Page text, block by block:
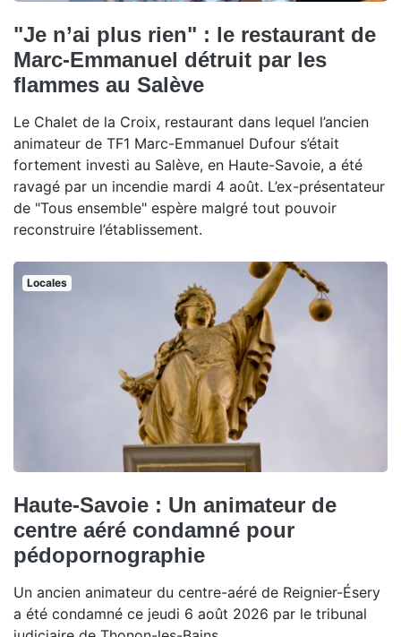
"Je n’ai plus rien" : le restaurant de
Marc-Emmanuel détruit par les
flammes au Salève
Le Chalet de la Croix, restaurant dans lequel l’ancien
animateur de TF1 Marc-Emmanuel Dufour s’était
fortement investi au Salève, en Haute-Savoie, a été
ravagé par un incendie mardi 4 août. L’ex-présentateur
de "Tous ensemble" espère malgré tout pouvoir
reconstruire l’établissement.
Locales
Haute-Savoie : Un animateur de
centre aéré condamné pour
pédopornographie
Un ancien animateur du centre-aéré de Reignier-Ésery
a été condamné ce jeudi 6 août 2026 par le tribunal